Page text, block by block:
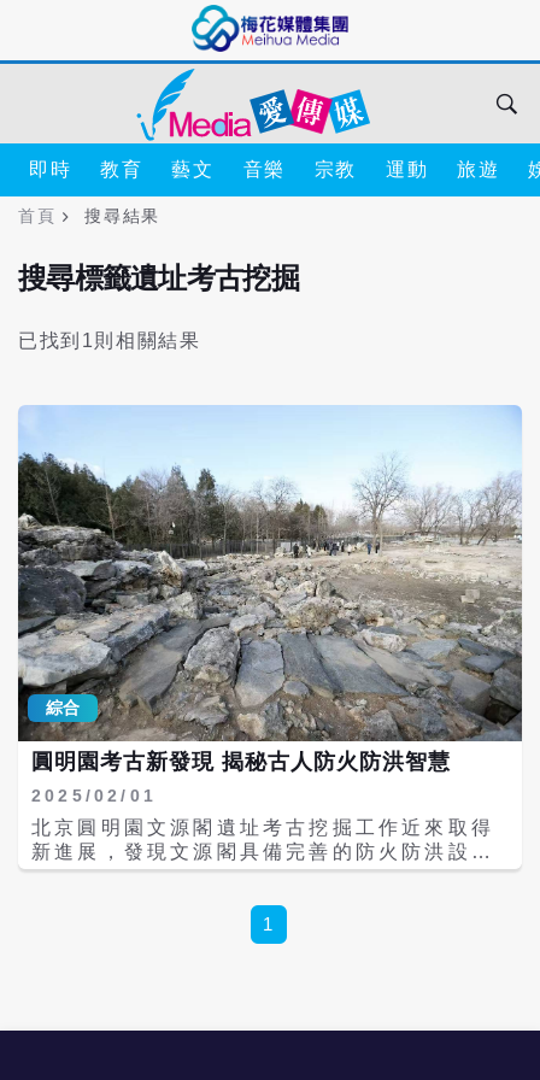
即時 教育 藝文 音樂 宗教 運動 旅遊
首頁 搜尋結果
搜尋標籤遺址考古挖掘
已找到1則相關結果
綜合
圓明園考古新發現 揭秘古人防火防洪智慧
2025/02/01
北京圓明園文源閣遺址考古挖掘工作近來取得
新進展，發現文源閣具備完善的防火防洪設
施。該處遺址按程式整治後，計畫對遊客開
之園」。1860年，英法聯軍縱火焚燒圓明園，
文源閣也遭損毀，僅部分藏書留存於世。 文源
1